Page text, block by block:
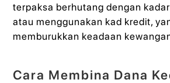
terpaksa berhutang dengan
atau menggunakan kad kredit,
memburukkan keadaan
Cara Membina Dana